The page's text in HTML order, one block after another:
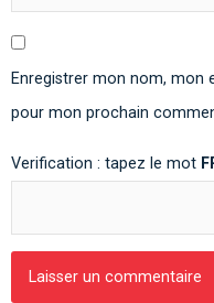
Enregistrer mon nom, mon
pour mon prochain
Verification : tapez le mot